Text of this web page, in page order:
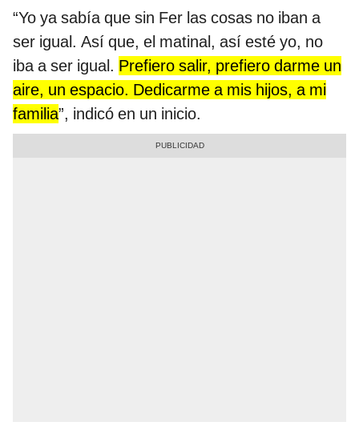
“Yo ya sabía que sin Fer las cosas no iban a
ser igual. Así que, el matinal, así esté yo, no
iba a ser igual. Prefiero salir, prefiero darme un
aire, un espacio. Dedicarme a mis hijos, a mi
familia”, indicó en un inicio.